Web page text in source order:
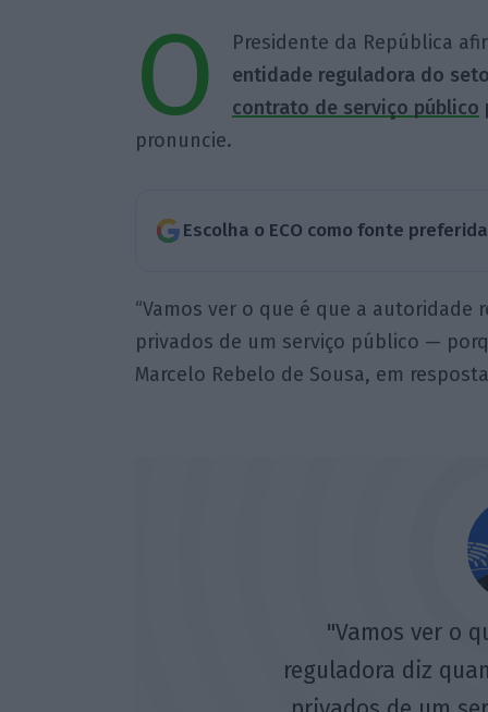
O Presidente da República
entidade reguladora do
contrato de serviço público
pronuncie.
Escolha o ECO como fonte
“Vamos ver o que é que a
privados de um serviço público —
Marcelo Rebelo de Sousa, em
"Vamos ver o
reguladora diz